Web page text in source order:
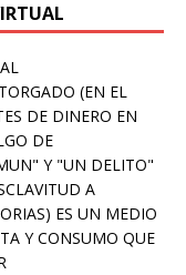
(EN EL
DE DINERO EN
DE
Y "UN DELITO"
A
ES UN MEDIO
Y CONSUMO QUE